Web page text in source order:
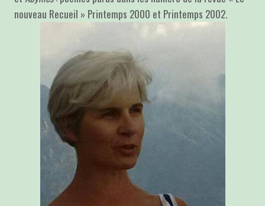
nouveau Recueil » Printemps 2000 et Printemps 2002.